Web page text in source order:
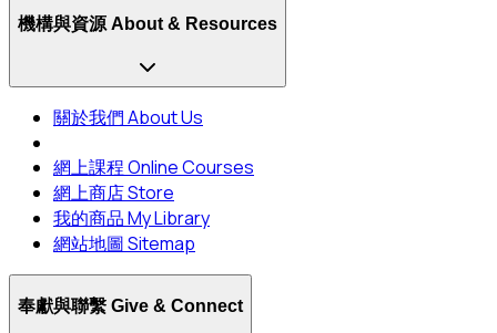
機構與資源 About & Resources
關於我們 About Us
網上課程 Online Courses
網上商店 Store
我的商品 My Library
網站地圖 Sitemap
奉獻與聯繫 Give & Connect